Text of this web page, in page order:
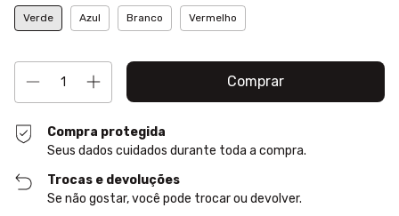
Verde Azul Branco Vermelho
Compra protegida
Seus dados cuidados durante toda a compra.
Trocas e devoluções
Se não gostar, você pode trocar ou devolver.